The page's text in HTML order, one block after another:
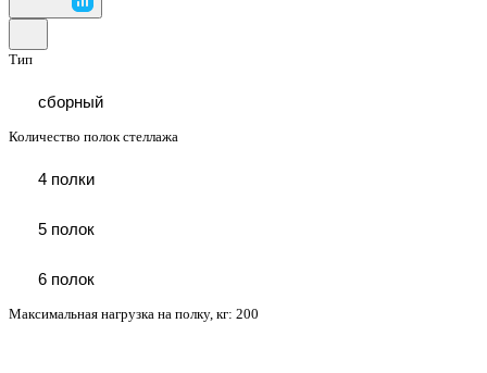
Тип
сборный
Количество полок стеллажа
4 полки
5 полок
6 полок
Максимальная нагрузка на полку, кг: 200